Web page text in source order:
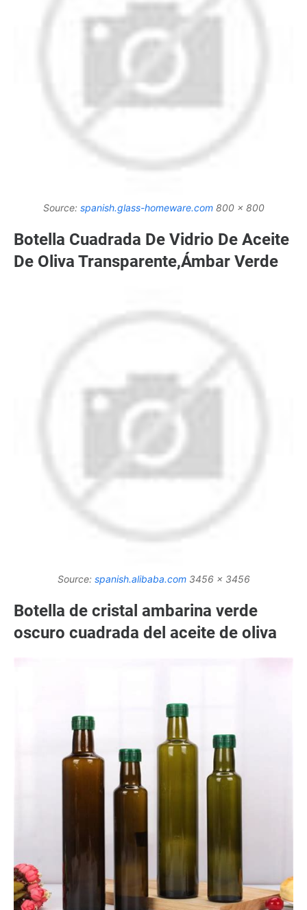
Source: spanish.glass-homeware.com800 x 800
Botella Cuadrada De Vidrio De Aceite
De Oliva Transparente,Ámbar Verde
Source: spanish.alibaba.com3456 x 3456
Botella de cristal ambarina verde
oscuro cuadrada del aceite de oliva